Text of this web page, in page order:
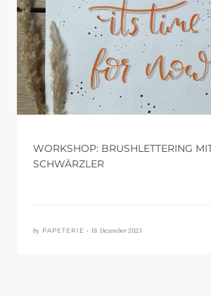
WORKSHOP: BRUSHLETTERING
SCHWÄRZLER
by PAPETERIE • 19. Dezember 2023